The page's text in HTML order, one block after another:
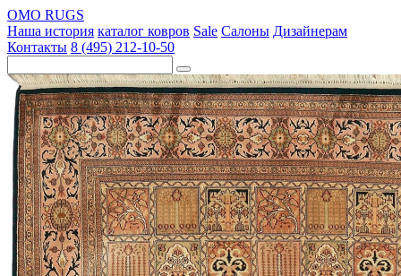
OMO RUGS
Наша история каталог ковров Sale Салоны Дизайнерам
Контакты 8 (495) 212-10-50